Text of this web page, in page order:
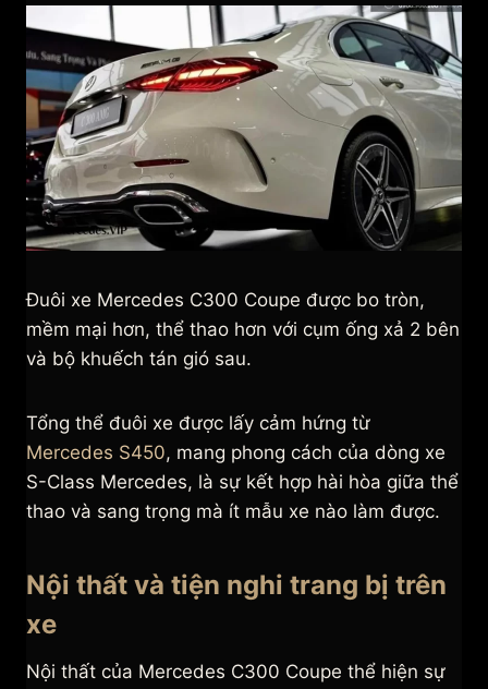
Đuôi xe Mercedes C300 Coupe được bo tròn,
mềm mại hơn, thể thao hơn với cụm ống xả 2 bên
và bộ khuếch tán gió sau.
Tổng thể đuôi xe được lấy cảm hứng từ
Mercedes S450, mang phong cách của dòng xe
S-Class Mercedes, là sự kết hợp hài hòa giữa thể
thao và sang trọng mà ít mẫu xe nào làm được.
Nội thất và tiện nghi trang bị trên
xe
Nội thất của Mercedes C300 Coupe thể hiện sự